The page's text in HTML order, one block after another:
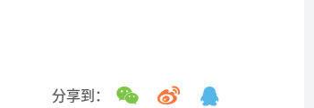
分享到：